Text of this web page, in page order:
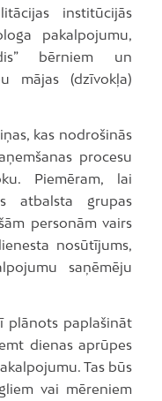
institūcijās
pakalpojumu,
bērniem un
mājas (dzīvokļa)
kas nodrošinās
procesu
Piemēram, lai
atbalsta grupas
personām vairs
nosūtījums,
saņēmēju
plānots paplašināt
dienas aprūpes
Tas būs
vai mēreniem